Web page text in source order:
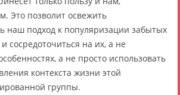
Это позволит освежить
наш подход к популяризации забытых
сосредоточиться на их, а не
а не просто использовать
контекста жизни этой
группы.